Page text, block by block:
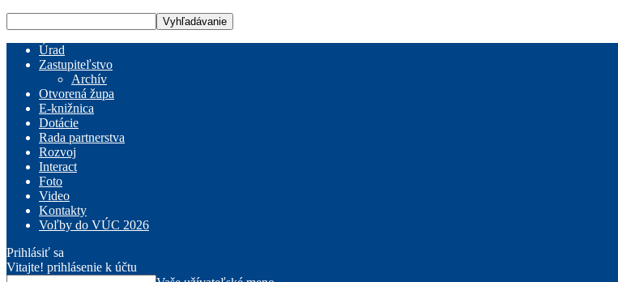
Úrad
Zastupiteľstvo
Archív
Otvorená župa
E-knižnica
Dotácie
Rada partnerstva
Rozvoj
Interact
Foto
Video
Kontakty
Voľby do VÚC 2026
Prihlásiť sa
Vitajte! prihlásenie k účtu